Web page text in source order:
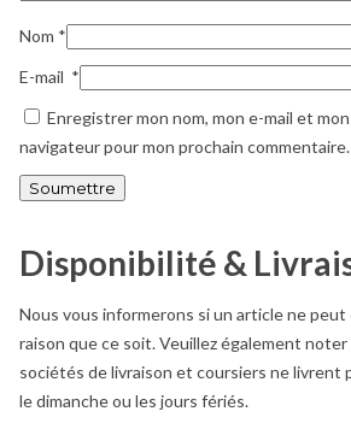
Nom *
E-mail *
Enregistrer mon nom, mon e-mail et
navigateur pour mon prochain commentaire.
Disponibilité &
Nous vous informerons si un article ne
raison que ce soit. Veuillez également
sociétés de livraison et coursiers ne livrent
le dimanche ou les jours fériés.